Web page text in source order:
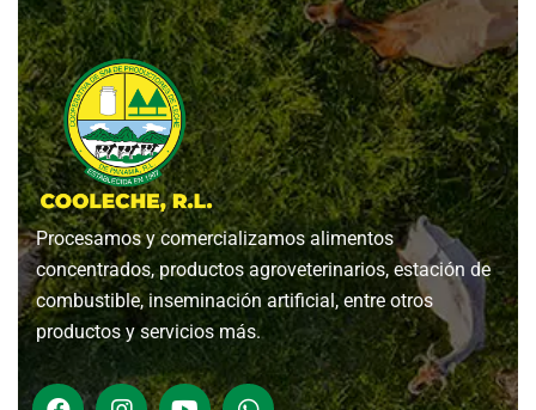
Procesamos y comercializamos alimentos
concentrados, productos agroveterinarios, estación de
combustible, inseminación artificial, entre otros
productos y servicios más.